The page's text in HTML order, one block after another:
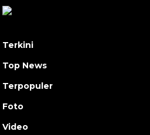
Terkini
Top News
Terpopuler
Foto
Video